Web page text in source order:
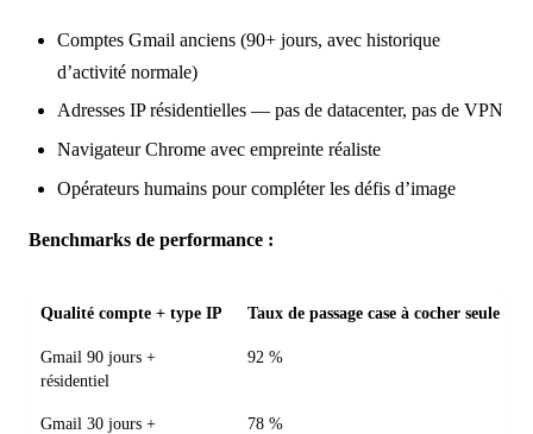
Comptes Gmail anciens (90+ jours, avec historique
d’activité normale)
Adresses IP résidentielles — pas de datacenter, pas de VPN
Navigateur Chrome avec empreinte réaliste
Opérateurs humains pour compléter les défis d’image
Benchmarks de performance :
Qualité compte + type IP Taux de passage case à cocher seule
Gmail 90 jours +
résidentiel
92 %
Gmail 30 jours +
78 %